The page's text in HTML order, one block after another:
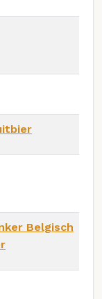
Belgisch